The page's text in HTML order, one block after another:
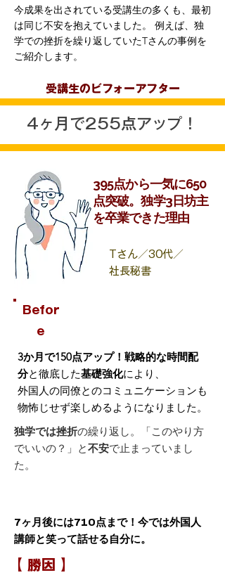
今成果を出されている受講生の多くも、最初
は同じ不安を抱えていました。 例えば、独
学での挫折を繰り返していたTさんの事例を
ご紹介します。
受講生のビフォーアフター
4ヶ月で255点アップ！
Tさん／30代／
社長秘書
395点から一気に650
点突破。独学3日坊主
を卒業できた理由
Befor
e
3か月で150点アップ！戦略的な時間配
分と徹底した基礎強化により、
外国人の同僚とのコミュニケーションも
物怖じせず楽しめるようになりました。
独学では挫折の繰り返し。「このやり方
でいいの？」と不安で止まっていまし
た。
7ヶ月後には710点まで！今では外国人
講師と笑って話せる自分に。
​【 勝因 】